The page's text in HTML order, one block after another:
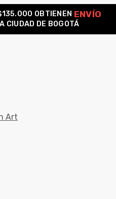
OBTIENEN ENVÍO
CIUDAD DE BOGOTÁ
SEARCH
Art